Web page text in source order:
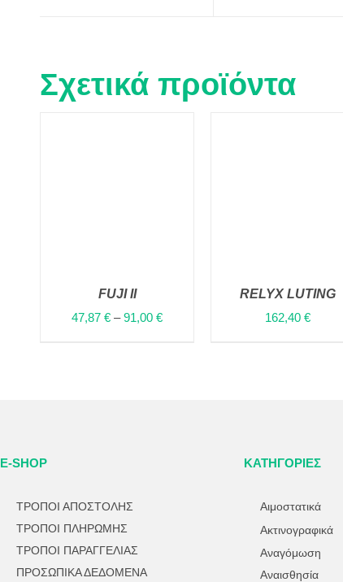
Σχετικά προϊόντα
ΣΕΛΊΔΑ
ΤΟΥ
ΠΡΟΪΌΝΤΟΣ
FUJI II
47,87€ –91,00€
RELYX LUTING
162,40€
E-SHOP
ΤΡΟΠΟΙ ΑΠΟΣΤΟΛΗΣ
ΤΡΟΠΟΙ ΠΛΗΡΩΜΗΣ
ΤΡΟΠΟΙ ΠΑΡΑΓΓΕΛΙΑΣ
ΠΡΟΣΩΠΙΚΑ ΔΕΔΟΜΕΝΑ
ΚΑΤΗΓΟΡΊΕΣ
Αιμοστατικά
Ακτινογραφικά
Αναγόμωση
Αναισθησία